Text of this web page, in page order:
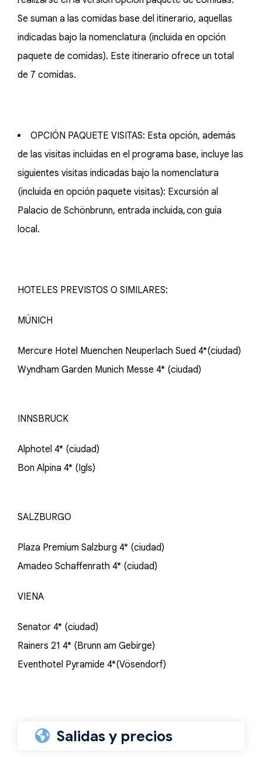
Se suman a las comidas base del itinerario, aquellas
indicadas bajo la nomenclatura (incluida en opción
paquete de comidas). Este itinerario ofrece un total
de 7 comidas.
OPCIÓN PAQUETE VISITAS: Esta opción, además
de las visitas incluidas en el programa base, incluye las
siguientes visitas indicadas bajo la nomenclatura
(incluida en opción paquete visitas): Excursión al
Palacio de Schönbrunn, entrada incluida, con guía
local.
HOTELES PREVISTOS O SIMILARES:
MÚNICH
Mercure Hotel Muenchen Neuperlach Sued 4*(ciudad)
Wyndham Garden Munich Messe 4* (ciudad)
INNSBRUCK
Alphotel 4* (ciudad)
Bon Alpina 4* (Igls)
SALZBURGO
Plaza Premium Salzburg 4* (ciudad)
Amadeo Schaffenrath 4* (ciudad)
VIENA
Senator 4* (ciudad)
Rainers 21 4* (Brunn am Gebirge)
Eventhotel Pyramide 4*(Vösendorf)
Salidas y precios